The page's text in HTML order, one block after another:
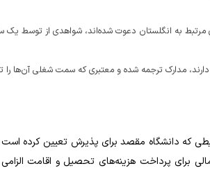
به انگلستان دعوت شده‌اند، شواهدی از توسط یک
مدارک ترجمه شده و معتبری که سمت شغلی آن‌ها را
برای پرداخت هزینه‌های تحصیل و اقامت